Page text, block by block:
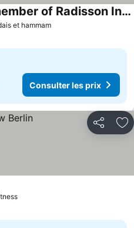
et hammam
Hotel Berlin, Berlin, a member of Radisson Individuals
Consulter les prix
Partager